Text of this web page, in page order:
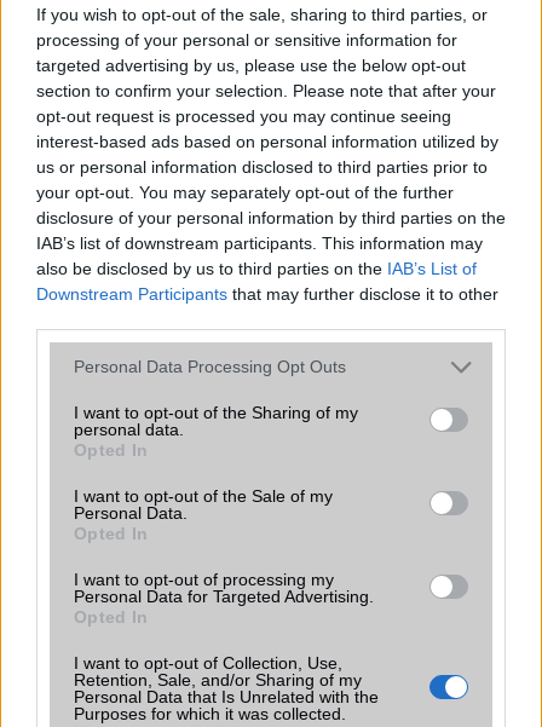
If you wish to opt-out of the sale, sharing to third parties, or
processing of your personal or sensitive information for
targeted advertising by us, please use the below opt-out
section to confirm your selection. Please note that after your
opt-out request is processed you may continue seeing
interest-based ads based on personal information utilized by
us or personal information disclosed to third parties prior to
your opt-out. You may separately opt-out of the further
disclosure of your personal information by third parties on the
IAB’s list of downstream participants. This information may
also be disclosed by us to third parties on the IAB’s List of
Downstream Participants that may further disclose it to other
Please note that this website/app uses one or more Google
not limited to your visit or usage behaviour. You may click to
grant or deny consent to Google and its third-party tags to
use your data for below specified purposes in below Google
consent section.
Personal Data Processing Opt Outs
I want to opt-out of the Sharing of my
personal data.
Opted In
I want to opt-out of the Sale of my
Personal Data.
Opted In
I want to opt-out of processing my
Personal Data for Targeted Advertising.
Opted In
I want to opt-out of Collection, Use,
Retention, Sale, and/or Sharing of my
Personal Data that Is Unrelated with the
Purposes for which it was collected.
meg a mindennapokat
2026.06.14| Android Police
Sok felhasználó külön alkalmazásokra esküszik, pedig az
Android már évek óta olyan intelligens funkciókat kínál,
amelyek maguktól dolgoznak a háttérben.
Ez a rejtett Samsung funkció teljesen
megváltoztatja a mobilhasználatot –
sokan mégsem tudnak róla
2026.07.12| Android Central
Az Edge Panel az egyik leghasznosabb funkció, amely
miközben a Pixel telefonokból továbbra is hiányzik.
KAPCSOLÓDÓ HÍREK
A Samsung lépései a Galaxy Note 7 felhasználók
biztonsága érdekében
Morbid szuvenír jár a Note 7 mellé
Tíz nap múlva ledobják a hálózatok a Note 7 telefonokat
Samsung Galaxy S8: jack nélkül?